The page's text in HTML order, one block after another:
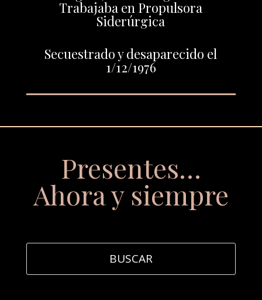
Trabajaba en Propulsora
Siderúrgica
Secuestrado y desaparecido el
1/12/1976
Presentes…
Ahora y siempre